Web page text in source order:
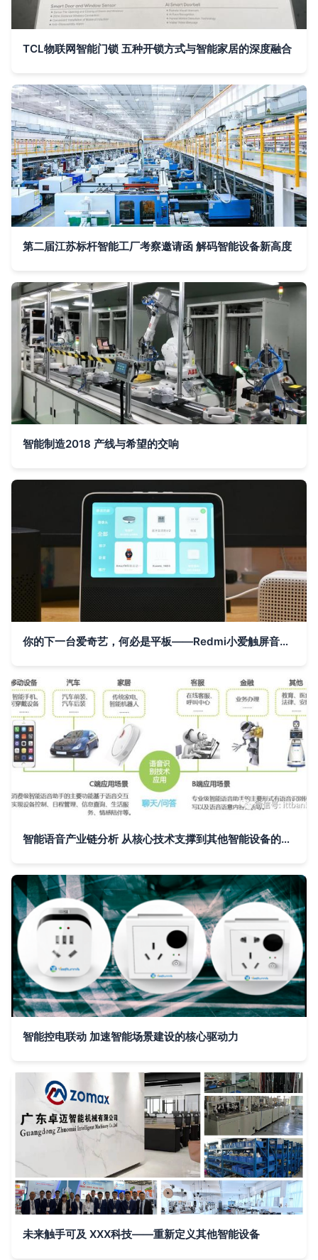
TCL物联网智能门锁 五种开锁方式与智能家居的深度融合
第二届江苏标杆智能工厂考察邀请函 解码智能设备新高度
智能制造2018 产线与希望的交响
你的下一台爱奇艺，何必是平板——Redmi小爱触屏音箱8与智能设备的多样性未来
智能语音产业链分析 从核心技术支撑到其他智能设备的应用拓展
智能控电联动 加速智能场景建设的核心驱动力
未来触手可及 XXX科技——重新定义其他智能设备